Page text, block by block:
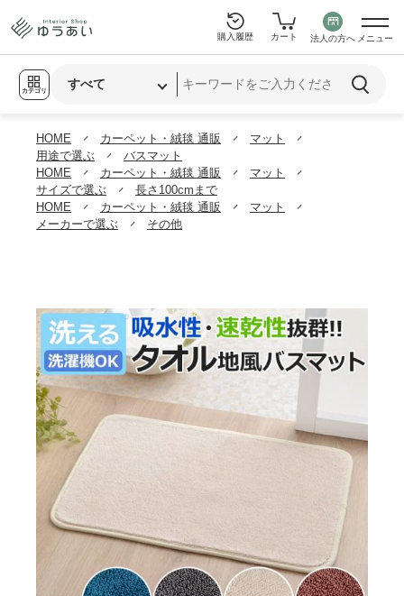
カテゴリ
購入履歴 カート 法人の方へ メニュー
HOME カーペット・絨毯 通販
マット
用途で選ぶ
バスマット
HOME
カーペット・絨毯 通販
マット
サイズで選ぶ
長さ100cmまで
HOME
カーペット・絨毯 通販
マット
メーカーで選ぶ
その他